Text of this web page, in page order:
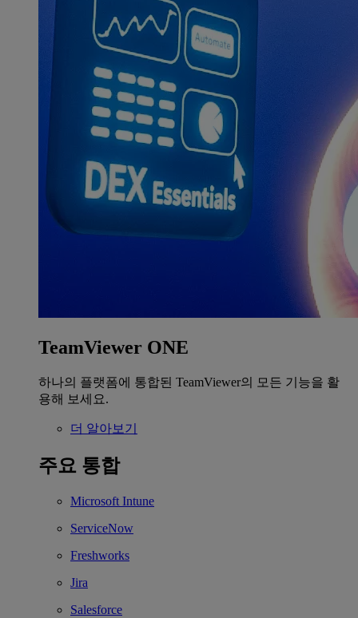
TeamViewer ONE
하나의 플랫폼에 통합된 TeamViewer의 모든 기능을 활
용해 보세요.
더 알아보기
주요 통합
Microsoft Intune
ServiceNow
Freshworks
Jira
Salesforce